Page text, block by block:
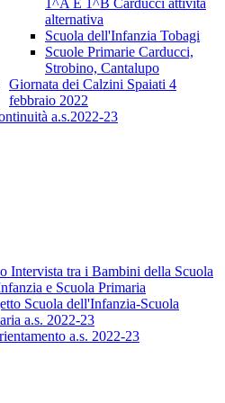
1^A E 1^B Carducci attività
alternativa
Scuola dell'Infanzia Tobagi
Scuole Primarie Carducci,
Strobino, Cantalupo
Giornata dei Calzini Spaiati 4
febbraio 2022
a.s.2022-23
Intervista tra i Bambini della Scuola
e Scuola Primaria
Scuola dell'Infanzia-Scuola
a.s. 2022-23
a.s. 2022-23